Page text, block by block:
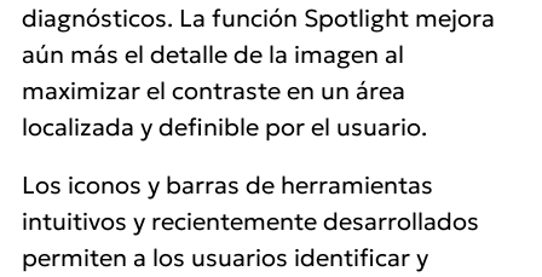
diagnósticos. La función Spotlight mejora
aún más el detalle de la imagen al
maximizar el contraste en un área
localizada y definible por el usuario.
Los iconos y barras de herramientas
intuitivos y recientemente desarrollados
permiten a los usuarios identificar y